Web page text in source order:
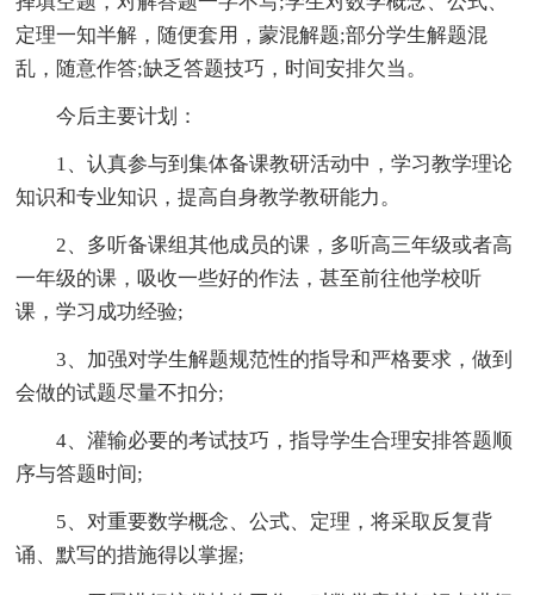
定理一知半解，随便套用，蒙混解题;部分学生解题混
乱，随意作答;缺乏答题技巧，时间安排欠当。
今后主要计划：
1、认真参与到集体备课教研活动中，学习教学理论
知识和专业知识，提高自身教学教研能力。
2、多听备课组其他成员的课，多听高三年级或者高
一年级的课，吸收一些好的作法，甚至前往他学校听
课，学习成功经验;
3、加强对学生解题规范性的指导和严格要求，做到
会做的试题尽量不扣分;
4、灌输必要的考试技巧，指导学生合理安排答题顺
序与答题时间;
5、对重要数学概念、公式、定理，将采取反复背
诵、默写的措施得以掌握;